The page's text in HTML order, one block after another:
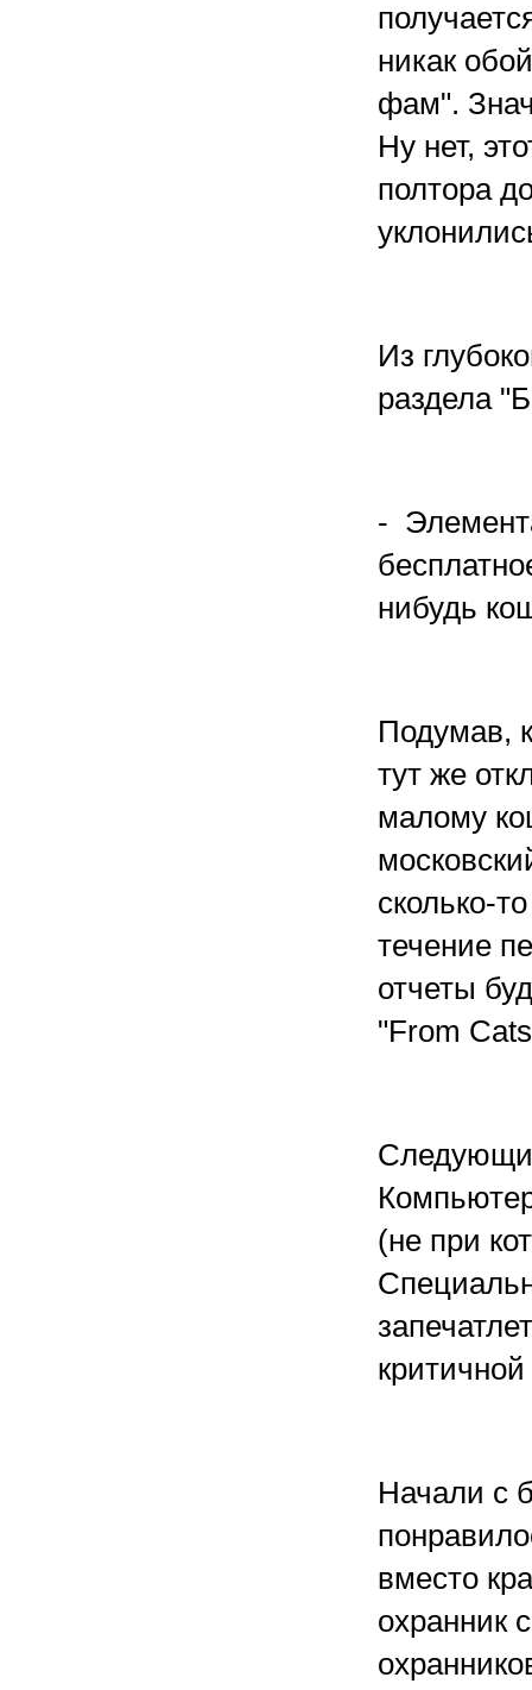
никак
фам".
Ну нет,
полтора
Из
раздела
-
нибудь
Подумав,
тут же
малому
сколько-
течение
отчеты
"From
(не при
Начали с
вместо
охранник